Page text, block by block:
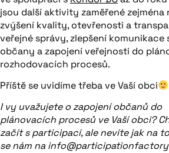
jsou další aktivity zaměřené zejména
zvýšení kvality, otevřenosti a
veřejné správy, zlepšení komunikace
občany a zapojení veřejnosti do
rozhodovacích procesů.
Příště se uvidíme třeba ve Vaší obci
I vy uvažujete o zapojení občanů do
plánovacích procesů ve Vaší obci?
začít s participací, ale nevíte jak na
se nám na